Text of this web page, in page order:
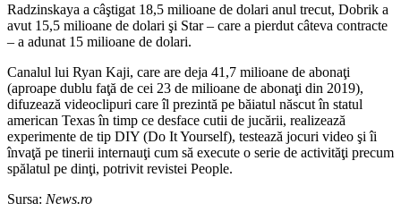
Radzinskaya a câştigat 18,5 milioane de dolari anul trecut, Dobrik a
avut 15,5 milioane de dolari şi Star – care a pierdut câteva contracte
– a adunat 15 milioane de dolari.
Canalul lui Ryan Kaji, care are deja 41,7 milioane de abonaţi
(aproape dublu faţă de cei 23 de milioane de abonaţi din 2019),
difuzează videoclipuri care îl prezintă pe băiatul născut în statul
american Texas în timp ce desface cutii de jucării, realizează
experimente de tip DIY (Do It Yourself), testează jocuri video şi îi
învaţă pe tinerii internauţi cum să execute o serie de activităţi precum
spălatul pe dinţi, potrivit revistei People.
Sursa: News.ro